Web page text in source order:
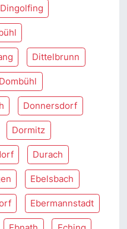
Dingolfing
Dittelbrunn
Dombühl
Donnersdorf
Dormitz
Durach
Ebelsbach
Ebermannstadt